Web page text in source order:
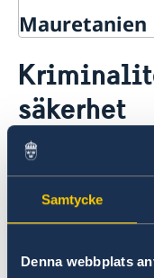
Samtycke
Denna webbplats
Mauretanien
Hjälp till
Rösta i Mauretanien
Akut hjälp
Pass utomlands
Reseinformation
Ambassadens
Aktuella händelser
Terrorism
Naturförhållanden
Hälso- och sjukvård
säkerhet
Brottslighet
omfattning.
"carjacking" mot
har
Cinquième-